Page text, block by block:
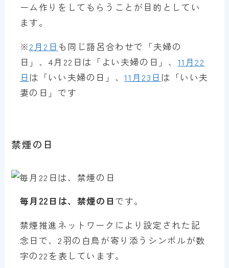
ーム作りをしてもらうことが目的としてい
ます。
※2月2日 も同じ語呂合わせで「夫婦の
日」、4月22日は「よい夫婦の日」、 11月22
日 は「いい夫婦の日」、11月23日 は「いい夫
妻の日」です
禁煙の日
毎月22日は、禁煙の日 です。
禁煙推進ネットワークにより設定された記
念日で、2羽の白鳥が寄り添うシンボルが数
字の22を表しています。